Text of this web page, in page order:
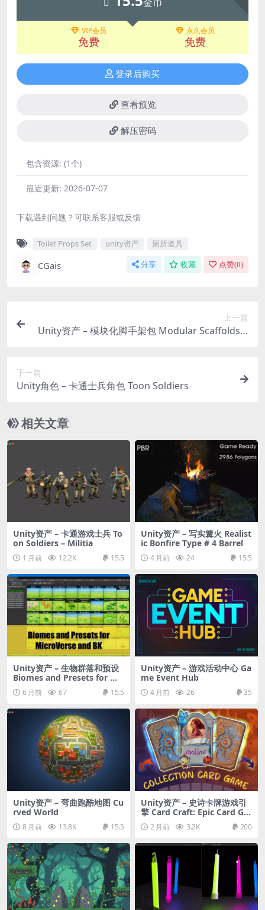
VIP会员
免费
永久会员
免费
登录后购买
查看预览
解压密码
包含资源: (1个)
最近更新: 2026-07-07
下载遇到问题？可联系客服或反馈
Toilet Props Set unity资产 厕所道具
CGais 分享 收藏 点赞(0)
上一篇
Unity资产 – 模块化脚手架包 Modular Scaffolds P
下一篇
Unity角色 – 卡通士兵角色 Toon Soldiers
相关文章
Unity资产 – 卡通游戏士兵 To
on Soldiers – Militia
1 月前 12.2K 15.5
Unity资产 – 写实篝火 Realist
ic Bonfire Type # 4 Barrel
4 月前 24 15.5
Unity资产 – 生物群落和预设
Biomes and Presets for Mic
roVerse + BK
6 月前 67 15.5
Unity资产 – 游戏活动中心 Ga
me Event Hub
4 月前 26 35
Unity资产 – 弯曲跑酷地图 Cu
rved World
8 月前 13.8K 15.5
Unity资产 – 史诗卡牌游戏引
擎 Card Craft: Epic Card Ga
me Engine
2 月前 3.2K 200